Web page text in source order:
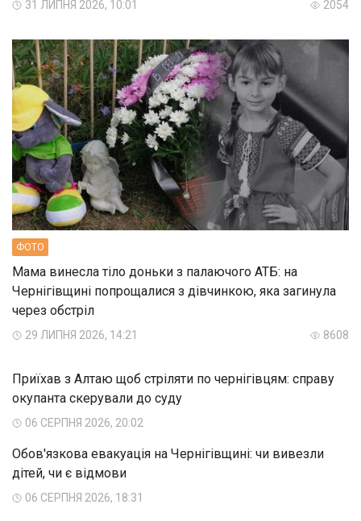
31 ЛИПНЯ 2026, 10:01 2054
ФОТО
Мама винесла тіло доньки з палаючого АТБ: на
Чернігівщині попрощалися з дівчинкою, яка загинула
через обстріл
29 ЛИПНЯ 2026, 14:21 8608
Приїхав з Алтаю щоб стріляти по чернігівцям: справу
окупанта скерували до суду
06 СЕРПНЯ 2026, 20:02
Обов'язкова евакуація на Чернігівщині: чи вивезли
дітей, чи є відмови
06 СЕРПНЯ 2026, 18:31